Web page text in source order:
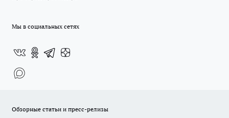
Мы в социальных сетях
Обзорные статьи и пресс-релизы